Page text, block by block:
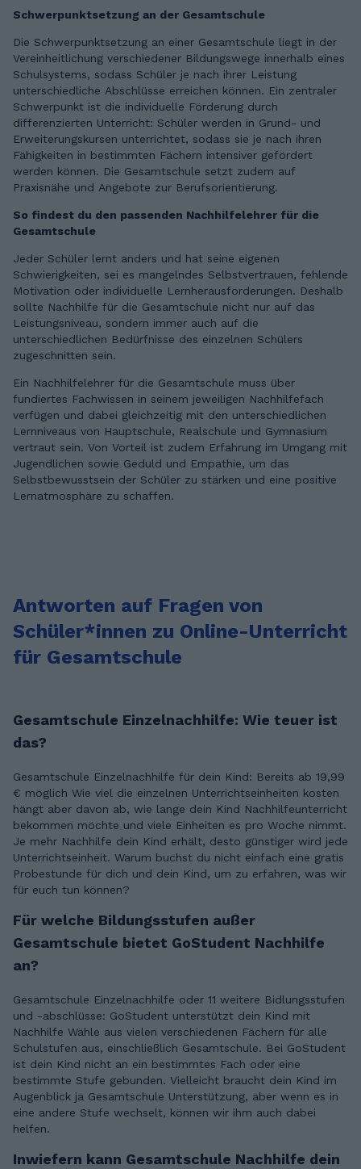
Schwerpunktsetzung an der Gesamtschule
Die Schwerpunktsetzung an einer Gesamtschule liegt in der
Vereinheitlichung verschiedener Bildungswege innerhalb eines
Schulsystems, sodass Schüler je nach ihrer Leistung
unterschiedliche Abschlüsse erreichen können. Ein zentraler
Schwerpunkt ist die individuelle Förderung durch
differenzierten Unterricht: Schüler werden in Grund- und
Erweiterungskursen unterrichtet, sodass sie je nach ihren
Fähigkeiten in bestimmten Fächern intensiver gefördert
werden können. Die Gesamtschule setzt zudem auf
Praxisnähe und Angebote zur Berufsorientierung.
So findest du den passenden Nachhilfelehrer für die
Gesamtschule
Jeder Schüler lernt anders und hat seine eigenen
Schwierigkeiten, sei es mangelndes Selbstvertrauen, fehlende
Motivation oder individuelle Lernherausforderungen. Deshalb
sollte Nachhilfe für die Gesamtschule nicht nur auf das
Leistungsniveau, sondern immer auch auf die
unterschiedlichen Bedürfnisse des einzelnen Schülers
zugeschnitten sein.
Ein Nachhilfelehrer für die Gesamtschule muss über
fundiertes Fachwissen in seinem jeweiligen Nachhilfefach
verfügen und dabei gleichzeitig mit den unterschiedlichen
Lernniveaus von Hauptschule, Realschule und Gymnasium
vertraut sein. Von Vorteil ist zudem Erfahrung im Umgang mit
Jugendlichen sowie Geduld und Empathie, um das
Selbstbewusstsein der Schüler zu stärken und eine positive
Lernatmosphäre zu schaffen.
Antworten auf Fragen von
Schüler*innen zu Online-Unterricht
für Gesamtschule
Gesamtschule Einzelnachhilfe: Wie teuer ist
das?
Gesamtschule Einzelnachhilfe für dein Kind: Bereits ab 19,99
€ möglich Wie viel die einzelnen Unterrichtseinheiten kosten
hängt aber davon ab, wie lange dein Kind Nachhilfeunterricht
bekommen möchte und viele Einheiten es pro Woche nimmt.
Je mehr Nachhilfe dein Kind erhält, desto günstiger wird jede
Unterrichtseinheit. Warum buchst du nicht einfach eine gratis
Probestunde für dich und dein Kind, um zu erfahren, was wir
für euch tun können?
Für welche Bildungsstufen außer
Gesamtschule bietet GoStudent Nachhilfe
an?
Gesamtschule Einzelnachhilfe oder 11 weitere Bidlungsstufen
und -abschlüsse: GoStudent unterstützt dein Kind mit
Nachhilfe Wähle aus vielen verschiedenen Fächern für alle
Schulstufen aus, einschließlich Gesamtschule. Bei GoStudent
ist dein Kind nicht an ein bestimmtes Fach oder eine
bestimmte Stufe gebunden. Vielleicht braucht dein Kind im
Augenblick ja Gesamtschule Unterstützung, aber wenn es in
eine andere Stufe wechselt, können wir ihm auch dabei
helfen.
Inwiefern kann Gesamtschule Nachhilfe dein